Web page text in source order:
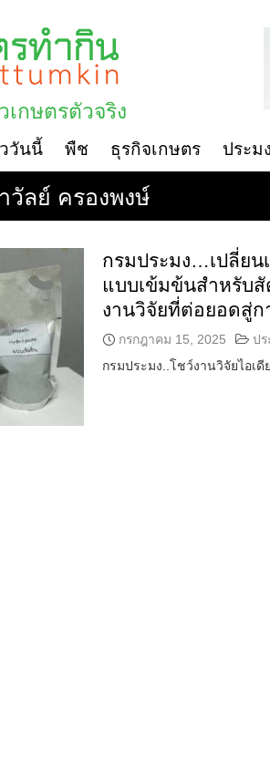
กษตรตัวจริง
วันนี้ พืช ธุรกิจเกษตร ประมง
วัลย์ ครองพงษ์
กรมประมง…เปลี่ยน
แบบเข้มข้นสำหรับ
งานวิจัยที่ต่อยอดสู่ก
กรกฎาคม 15, 2025 ปร
กรมประมง..โชว์งานวิจัยไอเ